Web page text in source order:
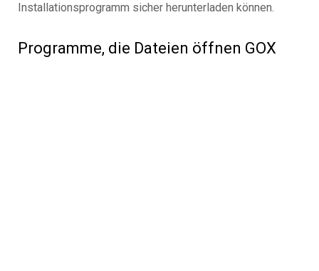
Installationsprogramm sicher herunterladen können.
Programme, die Dateien öffnen GOX